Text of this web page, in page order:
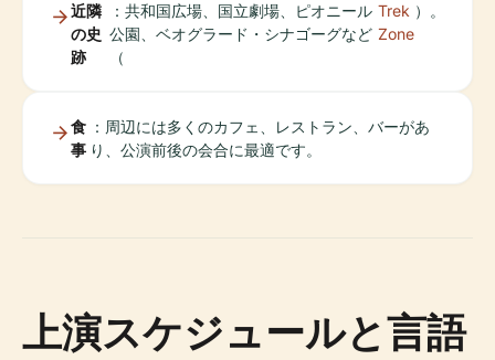
近隣
の史
跡
：共和国広場、国立劇場、ピオニール
公園、ベオグラード・シナゴーグなど
（
Trek
Zone
）。
食
事
：周辺には多くのカフェ、レストラン、バーがあ
り、公演前後の会合に最適です。
上演スケジュールと言語